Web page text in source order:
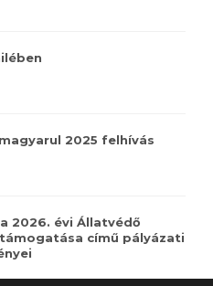
2025 felhívás
2026. évi Állatvédő
című pályázati